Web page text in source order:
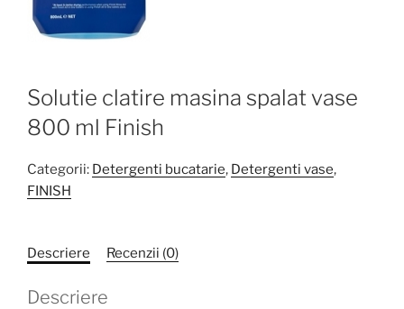
Solutie clatire masina spalat vase
800 ml Finish
Categorii: Detergenti bucatarie, Detergenti vase,
FINISH
Descriere Recenzii (0)
Descriere